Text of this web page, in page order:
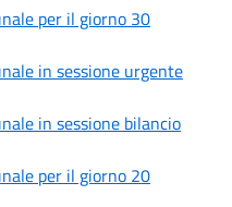
per il giorno 30
in sessione urgente
in sessione bilancio
per il giorno 20